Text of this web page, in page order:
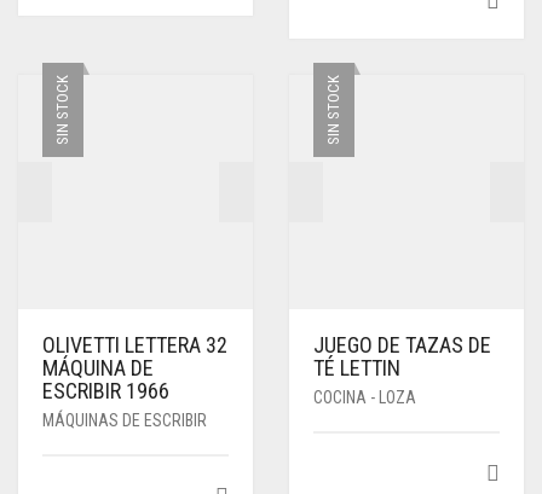
SIN STOCK
OLIVETTI LETTERA 32
MÁQUINA DE
ESCRIBIR 1966
MÁQUINAS DE ESCRIBIR
SIN STOCK
JUEGO DE TAZAS DE
TÉ LETTIN
COCINA - LOZA